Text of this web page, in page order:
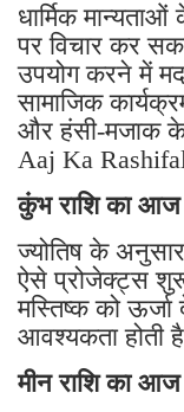
धार्मिक
पर विचार कर
उपयोग करने में
सामाजिक
और हंसी-मजाक
Aaj Ka Rashifal
कुंभ राशि का आज
ज्योतिष के
ऐसे प्रोजेक्ट्स
मस्तिष्क को
आवश्यकता होती
मीन राशि का